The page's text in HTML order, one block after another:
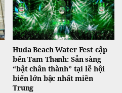
Huda Beach Water Fest cập
bến Tam Thanh: Sẵn sàng
“bật chân thành” tại lễ hội
biển lớn bậc nhất miền
Trung